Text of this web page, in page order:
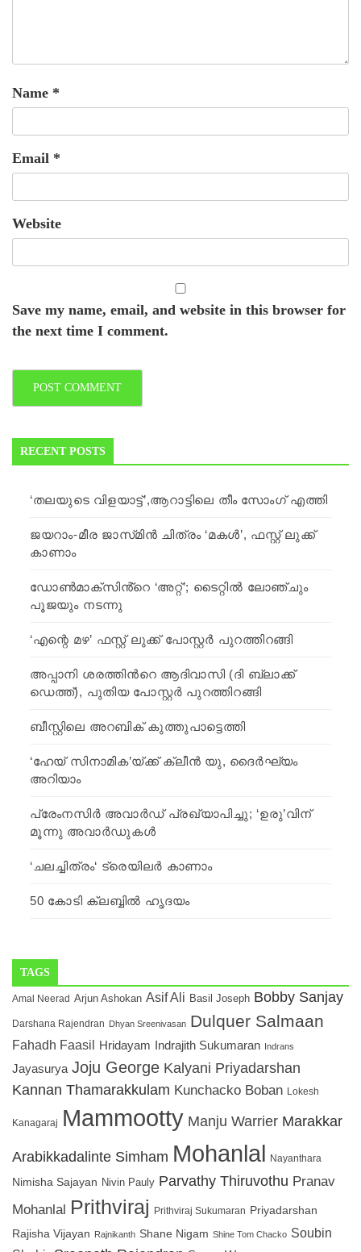
Name *
Email *
Website
Save my name, email, and website in this browser for
the next time I comment.
RECENT POSTS
‘തലയുടെ വിളയാട്ട്’,ആറാട്ടിലെ തീം സോംഗ് എത്തി
ജയറാം-മീര ജാസ്‍മിന്‍ ചിത്രം ‘മകള്‍’, ഫസ്റ്റ് ലുക്ക്
കാണാം
ഡോൺമാക്സിൻ്റെ ‘അറ്റ്’; ടൈറ്റില്‍ ലോഞ്ചും
പൂജയും നടന്നു
‘എന്റെ മഴ’ ഫസ്റ്റ് ലുക്ക്‌ പോസ്റ്റർ പുറത്തിറങ്ങി
അപ്പാനി ശരത്തിന്‍റെ ആദിവാസി (ദി ബ്ലാക്ക്
ഡെത്ത്), പുതിയ പോസ്റ്റർ പുറത്തിറങ്ങി
ബീസ്റ്റിലെ അറബിക് കുത്തുപാട്ടെത്തി
‘ഹേയ് സിനാമിക’യ്ക്ക് ക്ലീന്‍ യു, ദൈര്‍ഘ്യം
അറിയാം
പ്രേംനസിർ അവാർഡ് പ്രഖ്യാപിച്ചു; ‘ഉരു’വിന്
മൂന്നു അവാര്‍ഡുകള്‍
‘ചലച്ചിത്രം‘ ട്രെയിലർ കാണാം
50 കോടി ക്ലബ്ബിൽ ഹൃദയം
TAGS
Amal Neerad Arjun Ashokan Asif Ali Basil Joseph Bobby Sanjay
Darshana Rajendran Dhyan Sreenivasan Dulquer Salmaan
Fahadh Faasil Hridayam Indrajith Sukumaran Indrans
Jayasurya Joju George Kalyani Priyadarshan
Kannan Thamarakkulam Kunchacko Boban Lokesh
Kanagaraj Mammootty Manju Warrier Marakkar
Arabikkadalinte Simham Mohanlal Nayanthara
Nimisha Sajayan Nivin Pauly Parvathy Thiruvothu Pranav
Mohanlal Prithviraj Prithviraj Sukumaran Priyadarshan
Rajisha Vijayan Rajnikanth Shane Nigam Shine Tom Chacko Soubin